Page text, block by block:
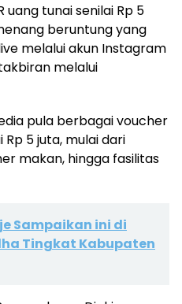
uang tunai senilai Rp 5
beruntung yang
melalui akun Instagram
melalui
pula berbagai voucher
5 juta, mulai dari
makan, hingga fasilitas
Sampaikan ini di
Tingkat Kabupaten